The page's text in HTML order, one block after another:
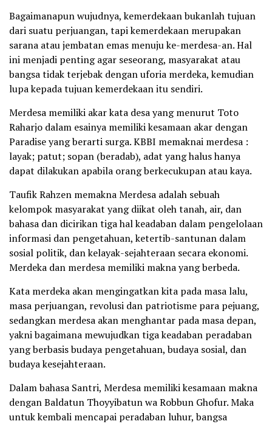
Bagaimanapun wujudnya, kemerdekaan bukanlah tujuan
dari suatu perjuangan, tapi kemerdekaan merupakan
sarana atau jembatan emas menuju ke-merdesa-an. Hal
ini menjadi penting agar seseorang, masyarakat atau
bangsa tidak terjebak dengan uforia merdeka, kemudian
lupa kepada tujuan kemerdekaan itu sendiri.
Merdesa memiliki akar kata desa yang menurut Toto
Raharjo dalam esainya memiliki kesamaan akar dengan
Paradise yang berarti surga. KBBI memaknai merdesa :
layak; patut; sopan (beradab), adat yang halus hanya
dapat dilakukan apabila orang berkecukupan atau kaya.
Taufik Rahzen memakna Merdesa adalah sebuah
kelompok masyarakat yang diikat oleh tanah, air, dan
bahasa dan dicirikan tiga hal keadaban dalam pengelolaan
informasi dan pengetahuan, ketertib-santunan dalam
sosial politik, dan kelayak-sejahteraan secara ekonomi.
Merdeka dan merdesa memiliki makna yang berbeda.
Kata merdeka akan mengingatkan kita pada masa lalu,
masa perjuangan, revolusi dan patriotisme para pejuang,
sedangkan merdesa akan menghantar pada masa depan,
yakni bagaimana mewujudkan tiga keadaban peradaban
yang berbasis budaya pengetahuan, budaya sosial, dan
budaya kesejahteraan.
Dalam bahasa Santri, Merdesa memiliki kesamaan makna
dengan Baldatun Thoyyibatun wa Robbun Ghofur. Maka
untuk kembali mencapai peradaban luhur, bangsa